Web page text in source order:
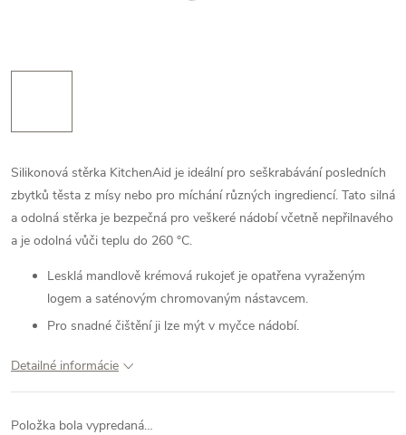
Silikonová stěrka KitchenAid je ideální pro seškrabávání posledních
zbytků těsta z mísy nebo pro míchání různých ingrediencí. Tato silná
a odolná stěrka je bezpečná pro veškeré nádobí včetně nepřilnavého
a je odolná vůči teplu do 260 °C.
Lesklá mandlově krémová rukojeť je opatřena vyraženým
logem a saténovým chromovaným nástavcem.
Pro snadné čištění ji lze mýt v myčce nádobí.
Detailné informácie
Položka bola vypredaná…